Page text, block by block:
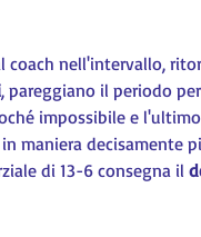
coach nell'intervallo,
, pareggiano il periodo per
impossibile e
in maniera decisamente
di 13-6 consegna il